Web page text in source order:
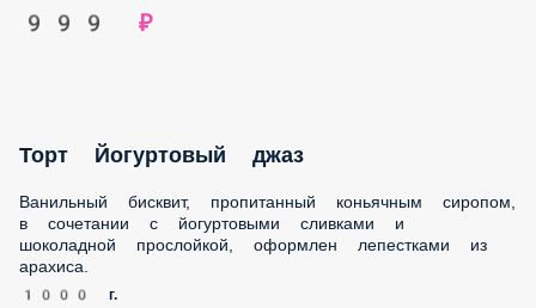
999 ₽
Торт Йогуртовый джаз
Ванильный бисквит, пропитанный коньячным сиропом, в
сочетании с йогуртовыми сливками и шоколадной
прослойкой, оформлен лепестками из арахиса.
1000 г.